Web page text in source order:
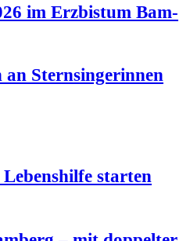
im Erz­bis­tum Bam­
an Stern­sin­ge­rin­nen
star­ten